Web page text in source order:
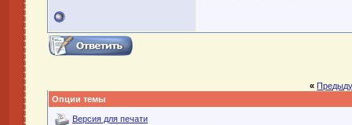
«
Опции темы
Версия для печати